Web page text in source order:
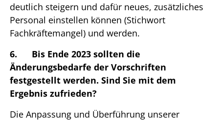
deutlich steigern und dafür neues, zusätzliches
Personal einstellen können (Stichwort
Fachkräftemangel) und werden.
6. Bis Ende 2023 sollten die
Änderungsbedarfe der Vorschriften
festgestellt werden. Sind Sie mit dem
Ergebnis zufrieden?
Die Anpassung und Überführung unserer